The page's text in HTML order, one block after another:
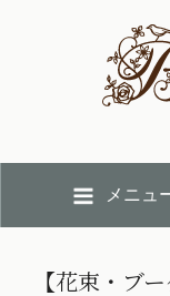
メニュ
【花束・ブ